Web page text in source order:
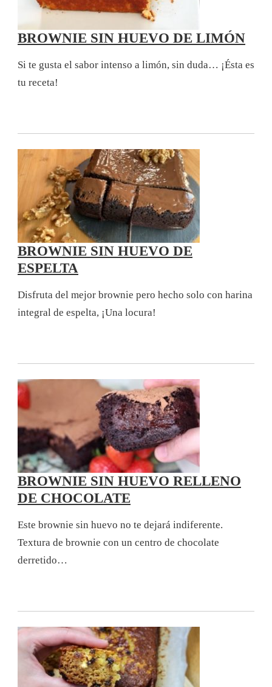
BROWNIE SIN HUEVO DE LIMÓN
Si te gusta el sabor intenso a limón, sin duda… ¡Ésta es
tu receta!
BROWNIE SIN HUEVO DE
ESPELTA
Disfruta del mejor brownie pero hecho solo con harina
integral de espelta, ¡Una locura!
BROWNIE SIN HUEVO RELLENO
DE CHOCOLATE
Este brownie sin huevo no te dejará indiferente.
Textura de brownie con un centro de chocolate
derretido…